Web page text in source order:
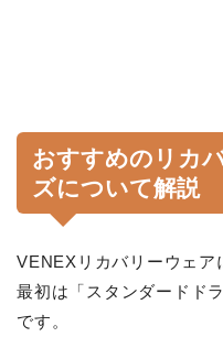
おすすめのリカ
ズについて解説
VENEXリカバリーウェア
最初は「スタンダードド
です。